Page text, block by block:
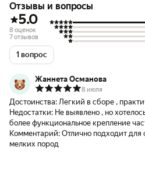
Отзывы и вопросы
5.0
8 оценок
7 отзывов
1 вопрос
Жаннета Османова
8 июля
Достоинства: Легкий в сборе ,
Недостатки: Не выявлено , но
более функциональное крепление
Комментарий: Отлично подходит для
мелких пород